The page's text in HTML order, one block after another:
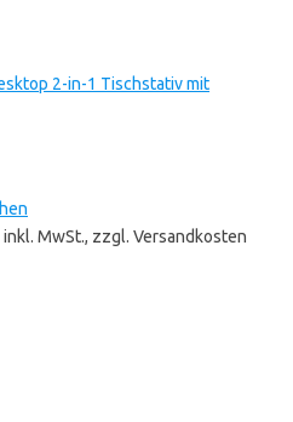
2-in-1 Tischstativ mit
inkl. MwSt., zzgl. Versandkosten